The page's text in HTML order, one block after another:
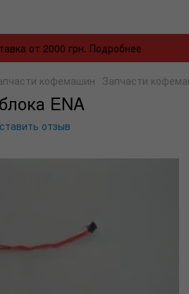
от 2000 грн. Подробнее
кофемашин Запчасти
ENA
отзыв